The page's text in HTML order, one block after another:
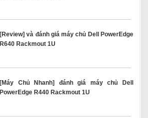
[Review] và đánh giá máy chủ Dell PowerEdge
R640 Rackmout 1U
[Máy Chủ Nhanh] đánh giá máy chủ Dell
PowerEdge R440 Rackmout 1U